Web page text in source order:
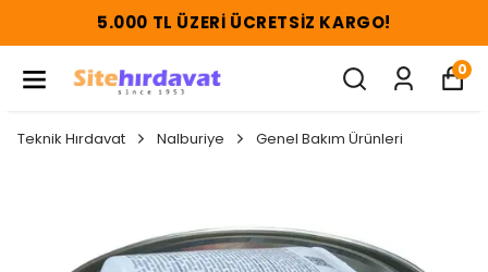
5.000 TL ÜZERI ÜCRETSIZ KARGO!
0
Teknik Hırdavat Nalburiye Genel Bakım Ürünleri